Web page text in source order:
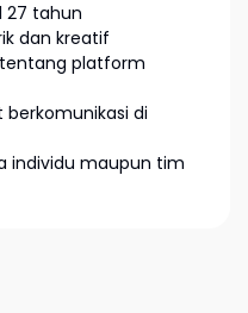
27 tahun
dan kreatif
platform
di
individu maupun tim